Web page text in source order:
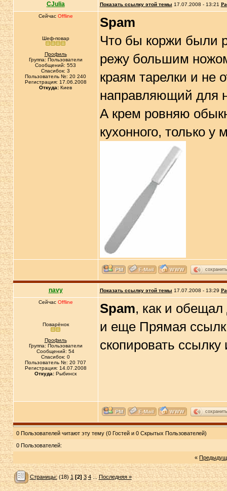
CJulia Показать ссылку этой темы 17.07.2008 - 13:21
Сейчас Offline
Шеф-повар
Профиль
Группа: Пользователи
Сообщений: 553
Спасибок: 3
Пользователь №: 20 240
Регистрация: 17.06.2008
Откуда: Киев
Spam
Что бы коржи были
режу большим
краям тарелки и не
направляющий для
А крем ровняю
кухонного, только у
сохранить
navy Показать ссылку этой темы 17.07.2008 - 13:29
Сейчас Offline
Поварёнок
Профиль
Группа: Пользователи
Сообщений: 54
Спасибок: 0
Пользователь №: 20 707
Регистрация: 14.07.2008
Откуда: Рыбинск
Spam, как и обещал
и еще Прямая
скопировать
сохранить
0 Пользователей читают эту тему (0 Гостей и 0 Скрытых Пользователей)
0 Пользователей:
«
Страницы:(18)1 [2] 3 4...Последняя »